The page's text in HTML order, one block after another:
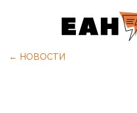
← НОВОСТИ